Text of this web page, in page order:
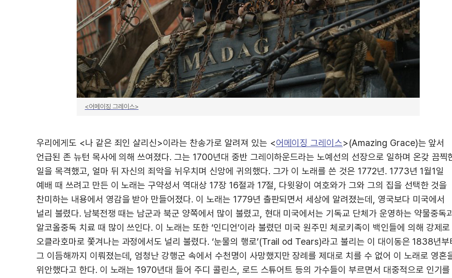
<어메이징 그레이스>
우리에게도 <나 같은 죄인 살리신>이라는 찬송가로 알려져 있는 <어메이징 그레이스>(Amazing Grace)는 앞서
언급된 존 뉴턴 목사에 의해 쓰여졌다. 그는 1700년대 중반 그레이하운드라는 노예선의 선장으로 일하며 온갖 끔찍
일을 목격했고, 얼마 뒤 자신의 죄악을 뉘우치며 신앙에 귀의했다. 그가 이 노래를 쓴 것은 1772년. 1773년 1월1일
예배 때 쓰려고 만든 이 노래는 구약성서 역대상 17장 16절과 17절, 다윗왕이 여호와가 그와 그의 집을 선택한 것을
찬미하는 내용에서 영감을 받아 만들어졌다. 이 노래는 1779년 출판되면서 세상에 알려졌는데, 영국보다 미국에서
널리 불렸다. 남북전쟁 때는 남군과 북군 양쪽에서 많이 불렸고, 현대 미국에서는 기독교 단체가 운영하는 약물중독
알코올중독 치료 때 많이 쓰인다. 이 노래는 또한 ‘인디언’이라 불렸던 미국 원주민 체로키족이 백인들에 의해 강제로
오클라호마로 쫓겨나는 과정에서도 널리 불렸다. ‘눈물의 행로’(Trail od Tears)라고 불리는 이 대이동은 1838년부
그 이듬해까지 이뤄졌는데, 엄청난 강행군 속에서 수천명이 사망했지만 장례를 제대로 치를 수 없어 이 노래로 영혼
위안했다고 한다. 이 노래는 1970년대 들어 주디 콜린스, 로드 스튜어트 등의 가수들이 부르면서 대중적으로 인기를